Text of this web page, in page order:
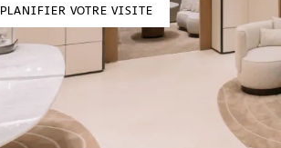
PLANIFIER VOTRE VISITE